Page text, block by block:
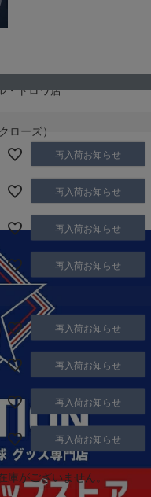
・トロワ店
ローズ）
再入荷お知らせ
再入荷お知らせ
再入荷お知らせ
再入荷お知らせ
再入荷お知らせ
再入荷お知らせ
再入荷お知らせ
再入荷お知らせ
がございません。